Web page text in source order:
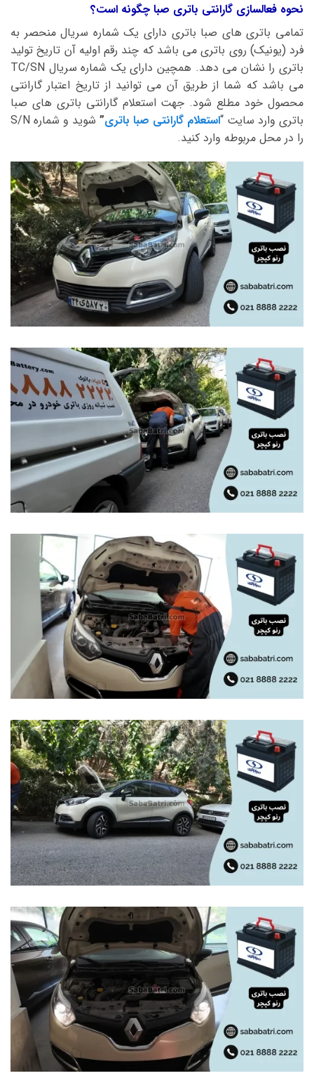
نحوه فعالسازی گارانتی باتری صبا چگونه است؟
تمامی باتری های صبا باتری دارای یک شماره سریال منحصر به
فرد (یونیک) روی باتری می باشد که چند رقم اولیه آن تاریخ تولید
باتری را نشان می دهد. همچین دارای یک شماره سریال TC/SN
می باشد که شما از طریق آن می توانید از تاریخ اعتبار گارانتی
محصول خود مطلع شود. جهت استعلام گارانتی باتری های صبا
باتری وارد سایت “استعلام گارانتی صبا باتری”
شوید و شماره S/N
را در محل مربوطه وارد کنید.